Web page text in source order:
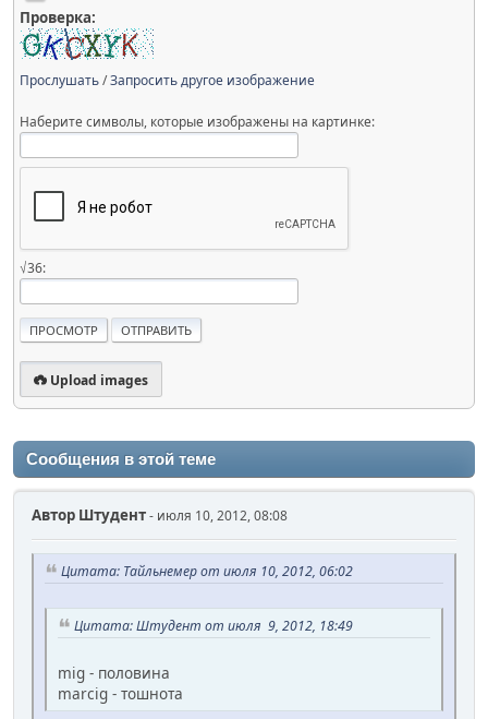
Проверка:
Прослушать/Запросить другое изображение
Наберите символы, которые изображены на картинке:
√36:
Upload images
Сообщения в этой теме
Автор Штудент- июля 10, 2012, 08:08
Цитата: Тайльнемер от июля 10, 2012, 06:02
Цитата: Штудент от июля 9, 2012, 18:49
mig - половина
marcig - тошнота